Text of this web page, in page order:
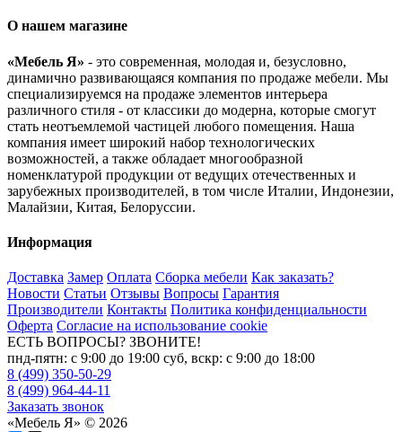
О нашем магазине
«Мебель Я» - это современная, молодая и, безусловно,
динамично развивающаяся компания по продаже мебели. Мы
специализируемся на продаже элементов интерьера
различного стиля - от классики до модерна, которые смогут
стать неотъемлемой частицей любого помещения. Наша
компания имеет широкий набор технологических
возможностей, а также обладает многообразной
номенклатурой продукции от ведущих отечественных и
зарубежных производителей, в том числе Италии, Индонезии,
Малайзии, Китая, Белоруссии.
Информация
Доставка Замер Оплата Сборка мебели Как заказать?
Новости Статьи Отзывы Вопросы Гарантия
Производители Контакты Политика конфиденциальности
Оферта Согласие на использование cookie
ЕСТЬ ВОПРОСЫ? ЗВОНИТЕ!
пнд-пятн: с 9:00 до 19:00 суб, вскр: с 9:00 до 18:00
8 (499) 350-50-29
8 (499) 964-44-11
Заказать звонок
«Мебель Я» © 2026